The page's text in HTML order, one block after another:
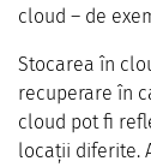
cloud – de
Stocarea în
recuperare în
cloud pot fi
locații diferite.